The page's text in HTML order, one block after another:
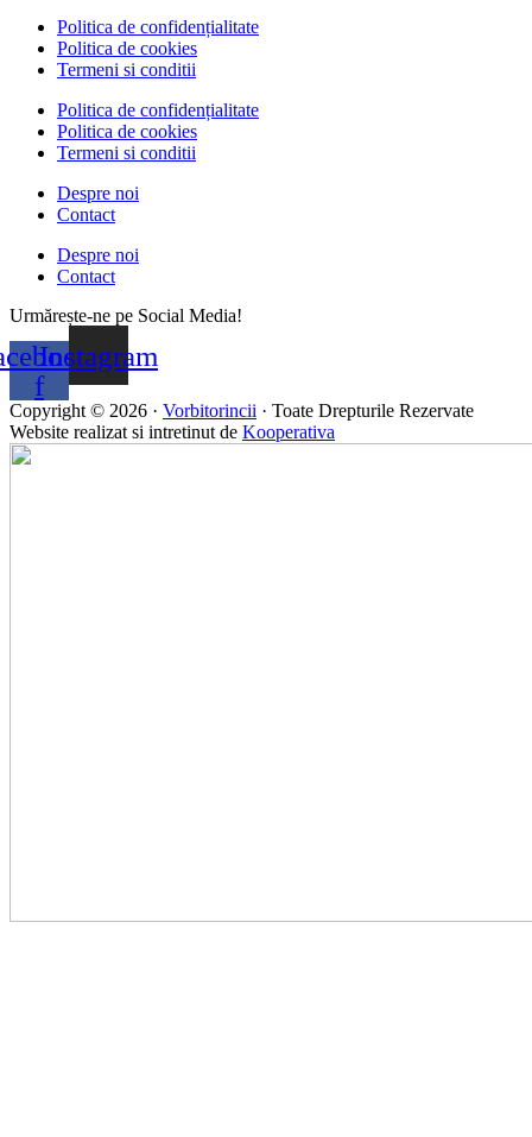
Politica de confidențialitate
Politica de cookies
Termeni si conditii
Politica de confidențialitate
Politica de cookies
Termeni si conditii
Despre noi
Contact
Despre noi
Contact
Urmărește-ne pe Social Media!
f
Instagram
Copyright © 2026 · Vorbitorincii · Toate Drepturile Rezervate
Website realizat si intretinut de Kooperativa